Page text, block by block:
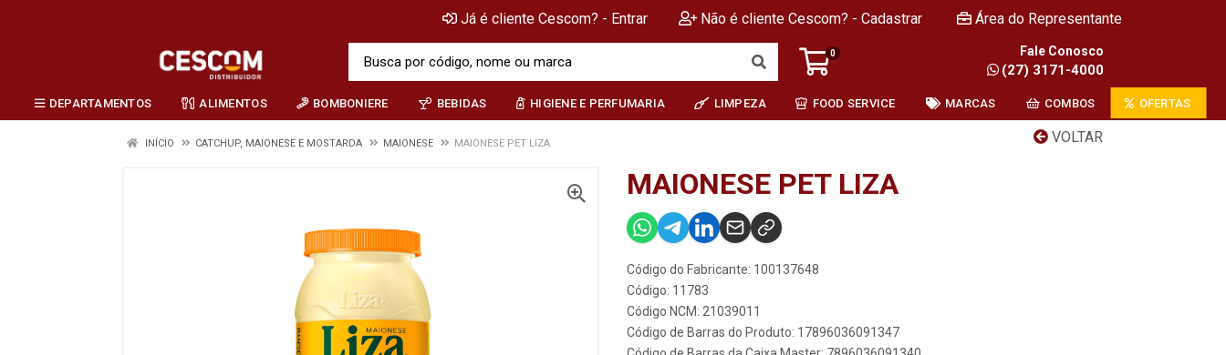
Já é cliente Cescom? - Entrar Não é cliente Cescom? - Cadastrar Área do Representante
0 Fale Conosco
(27) 3171-4000
DEPARTAMENTOS ALIMENTOS BOMBONIERE BEBIDAS HIGIENE E PERFUMARIA LIMPEZA FOOD SERVICE MARCAS COMBOS OFERTAS
VOLTAR
INÍCIO CATCHUP, MAIONESE E MOSTARDA MAIONESE MAIONESE PET LIZA
MAIONESE PET LIZA
Código do Fabricante: 100137648
Código: 11783
Código NCM: 21039011
Código de Barras do Produto: 17896036091347